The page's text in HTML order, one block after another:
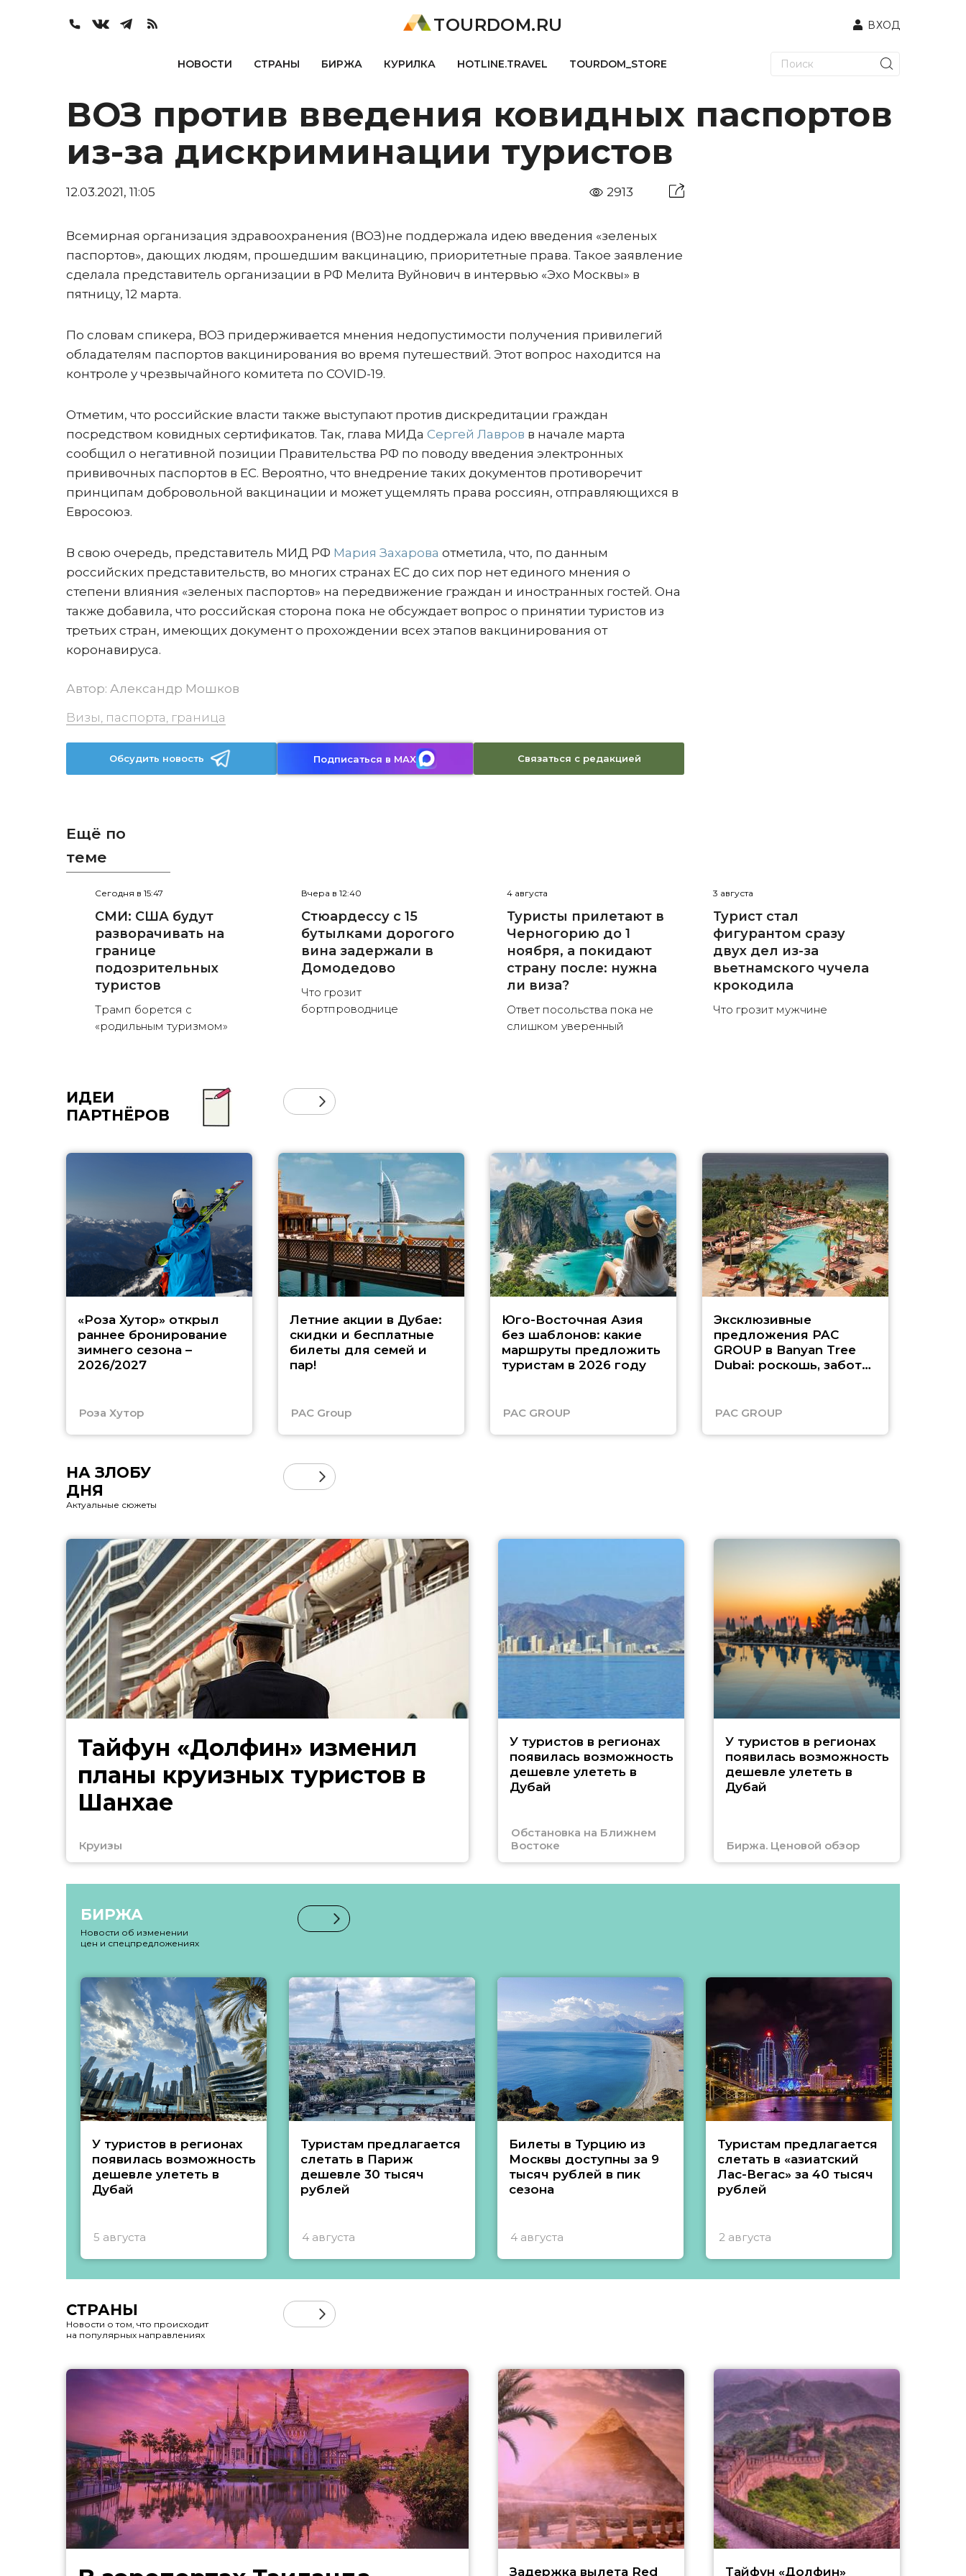
TOURDOM.RU ВХОД
НОВОСТИ СТРАНЫ БИРЖА КУРИЛКА HOTLINE.TRAVEL TOURDOM_STORE
ВОЗ против введения ковидных паспортов
из-за дискриминации туристов
12.03.2021, 11:05 2913
Всемирная организация здравоохранения (ВОЗ)не поддержала идею введения «зеленых
паспортов», дающих людям, прошедшим вакцинацию, приоритетные права. Такое заявление
сделала представитель организации в РФ Мелита Вуйнович в интервью «Эхо Москвы» в
пятницу, 12 марта.
По словам спикера, ВОЗ придерживается мнения недопустимости получения привилегий
обладателям паспортов вакцинирования во время путешествий. Этот вопрос находится на
контроле у чрезвычайного комитета по COVID-19.
Отметим, что российские власти также выступают против дискредитации граждан
посредством ковидных сертификатов. Так, глава МИДа Сергей Лавров в начале марта
сообщил о негативной позиции Правительства РФ по поводу введения электронных
прививочных паспортов в ЕС. Вероятно, что внедрение таких документов противоречит
принципам добровольной вакцинации и может ущемлять права россиян, отправляющихся в
Евросоюз.
В свою очередь, представитель МИД РФ Мария Захарова отметила, что, по данным
российских представительств, во многих странах ЕС до сих пор нет единого мнения о
степени влияния «зеленых паспортов» на передвижение граждан и иностранных гостей. Она
также добавила, что российская сторона пока не обсуждает вопрос о принятии туристов из
третьих стран, имеющих документ о прохождении всех этапов вакцинирования от
коронавируса.
Автор: Александр Мошков
Визы, паспорта, граница
Обсудить новость Подписаться в MAX Связаться с редакцией
Ещё по
теме
Сегодня в 15:47
СМИ: США будут
разворачивать на
границе
подозрительных
туристов
Трамп борется с
«родильным туризмом»
Вчера в 12:40
Стюардессу с 15
бутылками дорогого
вина задержали в
Домодедово
Что грозит
бортпроводнице
4 августа
Туристы прилетают в
Черногорию до 1
ноября, а покидают
страну после: нужна
ли виза?
Ответ посольства пока не
слишком уверенный
3 августа
Турист стал
фигурантом сразу
двух дел из-за
вьетнамского чучела
крокодила
Что грозит мужчине
ИДЕИ
ПАРТНЁРОВ
«Роза Хутор» открыл
раннее бронирование
зимнего сезона –
2026/2027
Роза Хутор
Летние акции в Дубае:
скидки и бесплатные
билеты для семей и
пар!
PAC Group
Юго-Восточная Азия
без шаблонов: какие
маршруты предложить
туристам в 2026 году
PAC GROUP
Эксклюзивные
предложения PAC
GROUP в Banyan Tree
Dubai: роскошь, забота
PAC GROUP
НА ЗЛОБУ
ДНЯ
Актуальные сюжеты
Тайфун «Долфин» изменил
планы круизных туристов в
Шанхае
Круизы
У туристов в регионах
появилась возможность
дешевле улететь в
Дубай
Обстановка на Ближнем
Востоке
У туристов в регионах
появилась возможность
дешевле улететь в
Дубай
Биржа. Ценовой обзор
БИРЖА
Новости об изменении
цен и спецпредложениях
У туристов в регионах
появилась возможность
дешевле улететь в
Дубай
5 августа
Туристам предлагается
слетать в Париж
дешевле 30 тысяч
рублей
4 августа
Билеты в Турцию из
Москвы доступны за 9
тысяч рублей в пик
сезона
4 августа
Туристам предлагается
слетать в «азиатский
Лас-Вегас» за 40 тысяч
рублей
2 августа
СТРАНЫ
Новости о том, что происходит
на популярных направлениях
Задержка вылета Red Тайфун «Долфин»